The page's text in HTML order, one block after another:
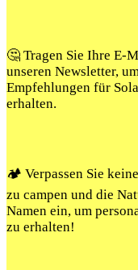
🤔 Tragen Sie Ihre E-
unseren Newsletter,
Empfehlungen für
erhalten.
🏕️ Verpassen Sie
zu campen und die
Namen ein, um
zu erhalten!